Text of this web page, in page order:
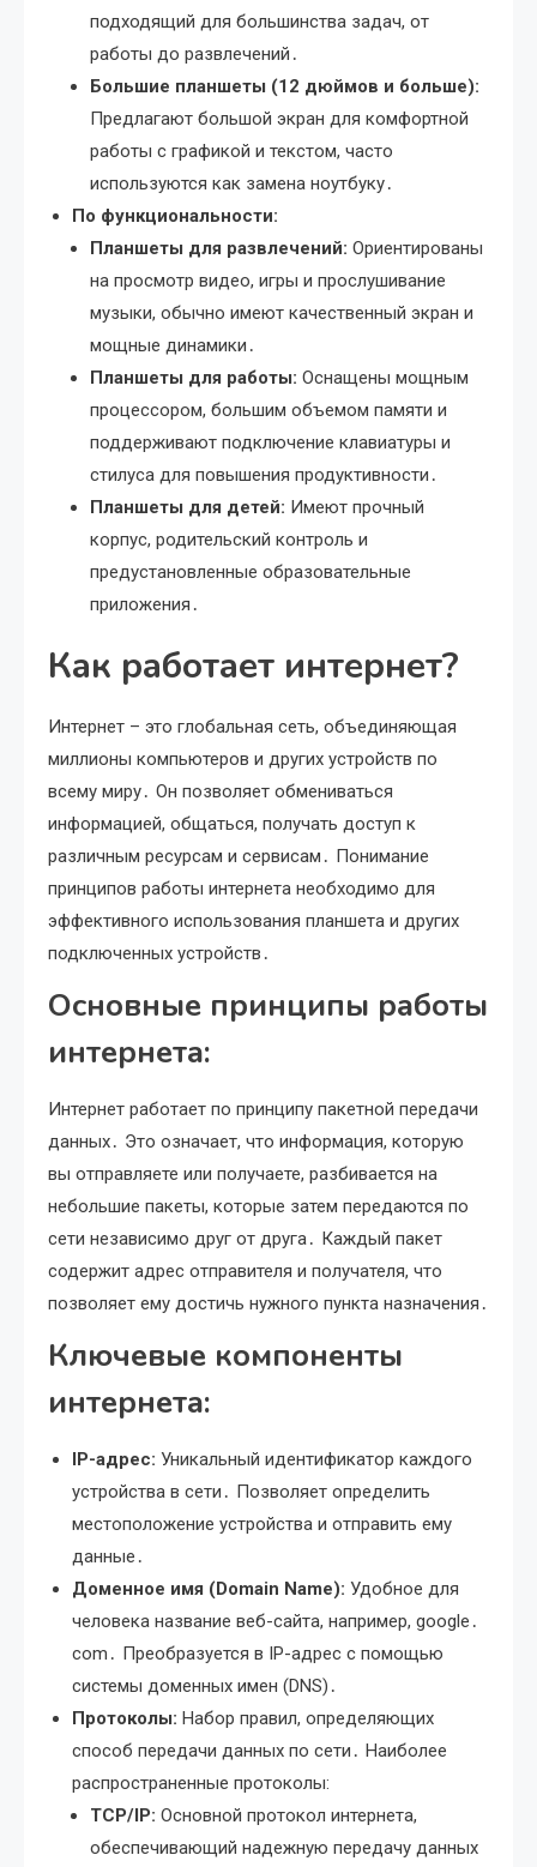
подходящий для большинства задач, от
работы до развлечений․
Большие планшеты (12 дюймов и больше):
Предлагают большой экран для комфортной
работы с графикой и текстом, часто
используются как замена ноутбуку․
По функциональности:
Планшеты для развлечений: Ориентированы
на просмотр видео, игры и прослушивание
музыки, обычно имеют качественный экран и
мощные динамики․
Планшеты для работы: Оснащены мощным
процессором, большим объемом памяти и
поддерживают подключение клавиатуры и
стилуса для повышения продуктивности․
Планшеты для детей: Имеют прочный
корпус, родительский контроль и
предустановленные образовательные
приложения․
Как работает интернет?
Интернет – это глобальная сеть, объединяющая
миллионы компьютеров и других устройств по
всему миру․ Он позволяет обмениваться
информацией, общаться, получать доступ к
различным ресурсам и сервисам․ Понимание
принципов работы интернета необходимо для
эффективного использования планшета и других
подключенных устройств․
Основные принципы работы
интернета:
Интернет работает по принципу пакетной передачи
данных․ Это означает, что информация, которую
вы отправляете или получаете, разбивается на
небольшие пакеты, которые затем передаются по
сети независимо друг от друга․ Каждый пакет
содержит адрес отправителя и получателя, что
позволяет ему достичь нужного пункта назначения․
Ключевые компоненты
интернета:
IP-адрес: Уникальный идентификатор каждого
устройства в сети․ Позволяет определить
местоположение устройства и отправить ему
данные․
Доменное имя (Domain Name): Удобное для
человека название веб-сайта, например, google․
com․ Преобразуется в IP-адрес с помощью
системы доменных имен (DNS)․
Протоколы: Набор правил, определяющих
способ передачи данных по сети․ Наиболее
распространенные протоколы:
TCP/IP: Основной протокол интернета,
обеспечивающий надежную передачу данных